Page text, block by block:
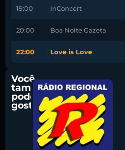
19:00 InConcert
20:00 Boa Noite Gazeta
22:00 Love is Love
Você
também
pode
gostar